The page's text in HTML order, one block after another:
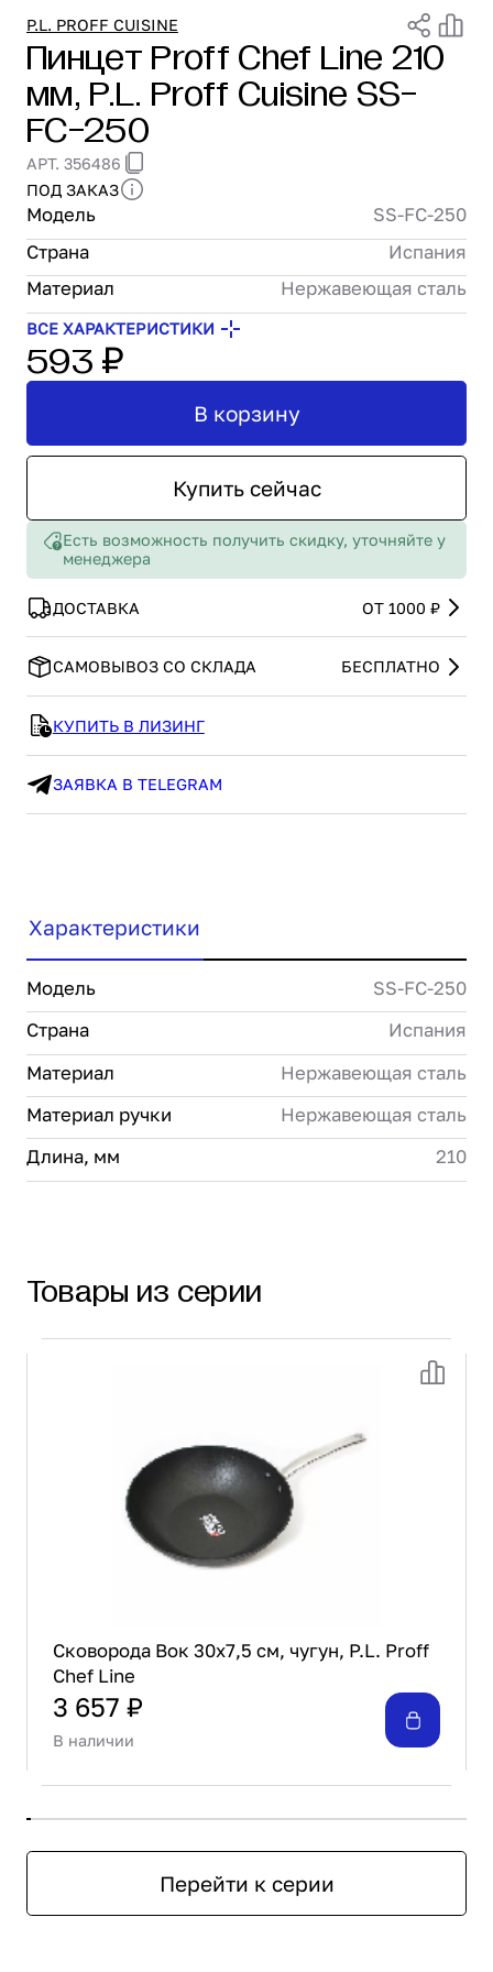
Проектирование
Сервис и монтаж
ПОКУПАТЕЛЯМ
Доставка и оплата
Гарантия и возврат
Лизинг
Акции
О нас
Бренды
Контакты
P.L. PROFF CUISINE
Пинцет Proff Chef Line 210
мм, P.L. Proff Cuisine SS-
FC-250
АРТ. 356486
ПОД ЗАКАЗ
Модель
SS-FC-250
Страна
Испания
Материал
Нержавеющая сталь
ВСЕ ХАРАКТЕРИСТИКИ
593 ₽
Купить сейчас
В корзину
Есть возможность получить скидку, уточняйте у
менеджера
ДОСТАВКА ОТ 1000 ₽
САМОВЫВОЗ СО СКЛАДА БЕСПЛАТНО
КУПИТЬ В ЛИЗИНГ
ЗАЯВКА В TELEGRAM
Характеристики
Модель
SS-FC-250
Страна
Испания
Материал
Нержавеющая сталь
Материал ручки
Нержавеющая сталь
Длина, мм
210
Товары из серии
Сковорода Вок 30x7,5 см, чугун, P.L. Proff
Chef Line
3 657 ₽
В наличии
Перейти к серии